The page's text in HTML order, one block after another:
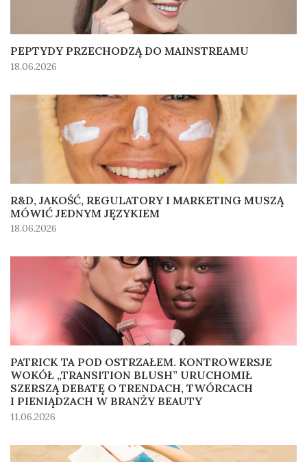
PEPTYDY PRZECHODZĄ DO MAINSTREAMU
18.06.2026
R&D, JAKOŚĆ, REGULATORY I MARKETING MUSZĄ
MÓWIĆ JEDNYM JĘZYKIEM
18.06.2026
PATRICK TA POD OSTRZAŁEM. KONTROWERSJE
WOKÓŁ „TRANSITION BLUSH” URUCHOMIŁ
SZERSZĄ DEBATĘ O TRENDACH, TWÓRCACH
I PIENIĄDZACH W BRANŻY BEAUTY
11.06.2026